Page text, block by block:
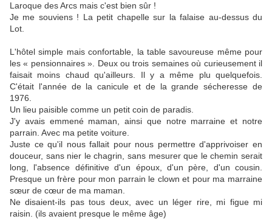
Laroque des Arcs mais c'est bien sûr !
Je me souviens ! La petit chapelle sur la falaise au-dessus du
Lot.
L'hôtel simple mais confortable, la table savoureuse même pour
les « pensionnaires ». Deux ou trois semaines où curieusement il
faisait moins chaud qu'ailleurs. Il y a même plu quelquefois.
C'était l'année de la canicule et de la grande sécheresse de
1976.
Un lieu paisible comme un petit coin de paradis.
J'y avais emmené maman, ainsi que notre marraine et notre
parrain. Avec ma petite voiture.
Juste ce qu'il nous fallait pour nous permettre d'apprivoiser en
douceur, sans nier le chagrin, sans mesurer que le chemin serait
long, l'absence définitive d'un époux, d'un père, d'un cousin.
Presque un frère pour mon parrain le clown et pour ma marraine
sœur de cœur de ma maman.
Ne disaient-ils pas tous deux, avec un léger rire, mi figue mi
raisin. (ils avaient presque le même âge)